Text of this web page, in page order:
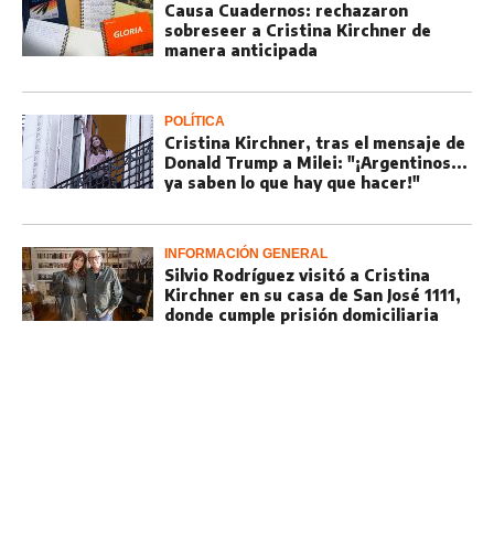
Causa Cuadernos: rechazaron
sobreseer a Cristina Kirchner de
manera anticipada
POLÍTICA
Cristina Kirchner, tras el mensaje de
Donald Trump a Milei: "¡Argentinos...
ya saben lo que hay que hacer!"
INFORMACIÓN GENERAL
Silvio Rodríguez visitó a Cristina
Kirchner en su casa de San José 1111,
donde cumple prisión domiciliaria